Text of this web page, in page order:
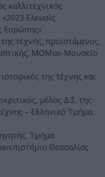
καλλιτεχνικός
Ελευσίς
Ευρώπης»
τέχνης, προϊστάμενος
MOMus-Μουσείο
ιστορικός της τέχνης και
μέλος Δ.Σ. της
– Ελληνικό Τμήμα
Τμήμα
Θεσσαλίας